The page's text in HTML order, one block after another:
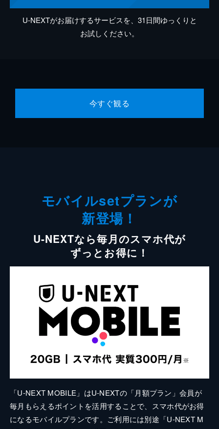
U-NEXTがお届けするサービスを、31日間ゆっくりと
お試しください。
今すぐ観る
モバイルsetプランが
新登場！
U-NEXTなら毎月のスマホ代が
ずっとお得に！
「U-NEXT MOBILE」はU-NEXTの「月額プラン」会員が
毎月もらえるポイントを活用することで、スマホ代がお得
になるモバイルプランです。ご利用には別途「U-NEXT M